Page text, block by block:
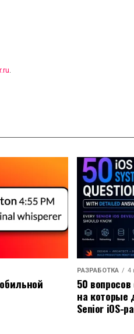
.
РАЗРАБОТКА 4
50
на
Senior iOS-